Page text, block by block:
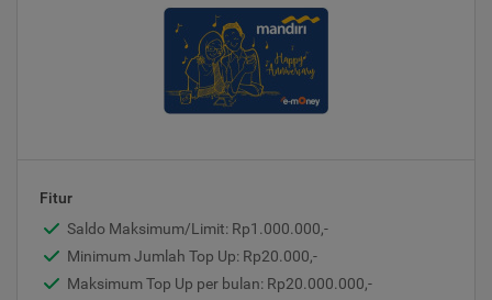
Fitur
Saldo Maksimum/Limit: Rp1.000.000,-
Minimum Jumlah Top Up: Rp20.000,-
Maksimum Top Up per bulan: Rp20.000.000,-